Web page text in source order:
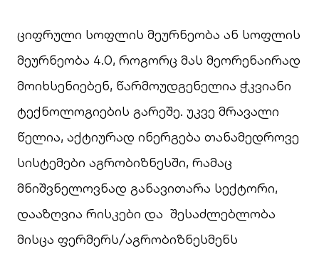
ციფრული სოფლის მეურნეობა ან სოფლის
მეურნეობა 4.0, როგორც მას მეორენაირად
მოიხსენიებენ, წარმოუდგენელია ჭკვიანი
ტექნოლოგიების გარეშე. უკვე მრავალი
წელია, აქტიურად ინერგება თანამედროვე
სისტემები აგრობიზნესში, რამაც
მნიშვნელოვნად განავითარა სექტორი,
დააზღვია რისკები და შესაძლებლობა
მისცა ფერმერს/აგრობიზნესმენს